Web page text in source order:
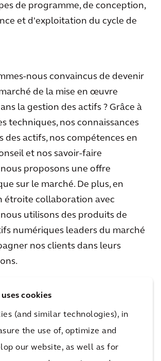
cookies
(and similar technologies), in
the use of, optimize and
our website, as well as for
de programme, de conception,
et d'exploitation du cycle de
nous convaincus de devenir
de la mise en œuvre
la gestion des actifs ? Grâce à
techniques, nos connaissances
des actifs, nos compétences en
et nos savoir-faire
proposons une offre
sur le marché. De plus, en
étroite collaboration avec
nous utilisons des produits de
numériques leaders du marché
nos clients dans leurs
leader international de la
offrant une gamme complète